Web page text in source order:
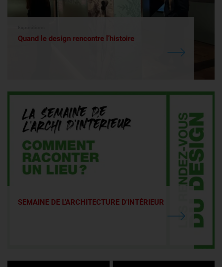
Quand le design rencontre l’histoire
SEMAINE DE L'ARCHITECTURE D'INTÉRIEUR